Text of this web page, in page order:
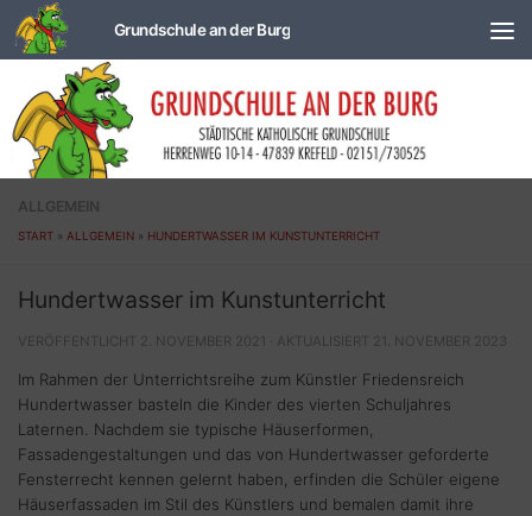
Zum Inhalt springen
ALLGEMEIN
START » ALLGEMEIN » HUNDERTWASSER IM KUNSTUNTERRICHT
Hundertwasser im Kunstunterricht
VERÖFFENTLICHT 2. NOVEMBER 2021 · AKTUALISIERT 21. NOVEMBER 2023
Im Rahmen der Unterrichtsreihe zum Künstler Friedensreich
Hundertwasser basteln die Kinder des vierten Schuljahres
Laternen. Nachdem sie typische Häuserformen,
Fassadengestaltungen und das von Hundertwasser geforderte
Fensterrecht kennen gelernt haben, erfinden die Schüler eigene
Häuserfassaden im Stil des Künstlers und bemalen damit ihre